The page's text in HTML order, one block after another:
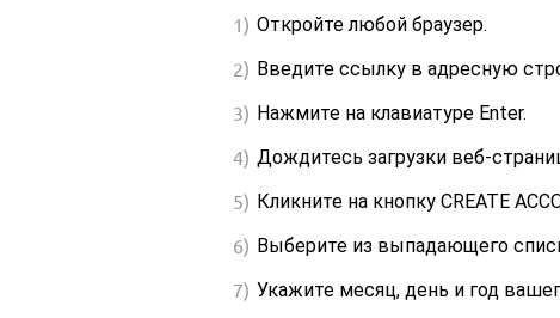
Откройте любой браузер.
Введите ссылку в адресную
Нажмите на клавиатуре Enter.
Дождитесь загрузки веб-
Кликните на кнопку CREATE
Выберите из выпадающего
Укажите месяц, день и год